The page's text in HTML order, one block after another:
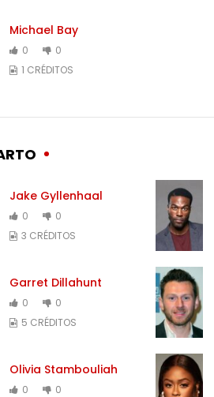
Michael Bay
0
0
1 CRÉDITOS
Jake Gyllenhaal
0
0
3 CRÉDITOS
Garret Dillahunt
0
0
5 CRÉDITOS
Olivia Stambouliah
0
0